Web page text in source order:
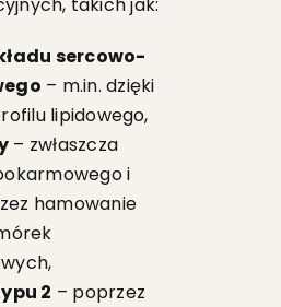
sercowo-
– m.in. dzięki
lipidowego,
– zwłaszcza
i
hamowanie
2 – poprzez